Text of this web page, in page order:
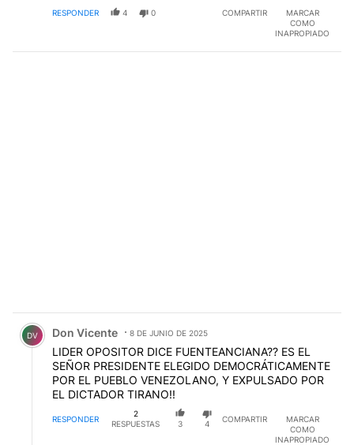
RESPONDER 4 0 COMPARTIR
MARCAR
COMO
INAPROPIADO
Comentario de Don Vicente.
DV Don Vicente 8 DE JUNIO DE 2025
LIDER OPOSITOR DICE FUENTEANCIANA?? ES EL
SEÑOR PRESIDENTE ELEGIDO DEMOCRÁTICAMENTE
POR EL PUEBLO VENEZOLANO, Y EXPULSADO POR
EL DICTADOR TIRANO!!
RESPONDER
2
RESPUESTAS
3 4
COMPARTIR
MARCAR
COMO
INAPROPIADO